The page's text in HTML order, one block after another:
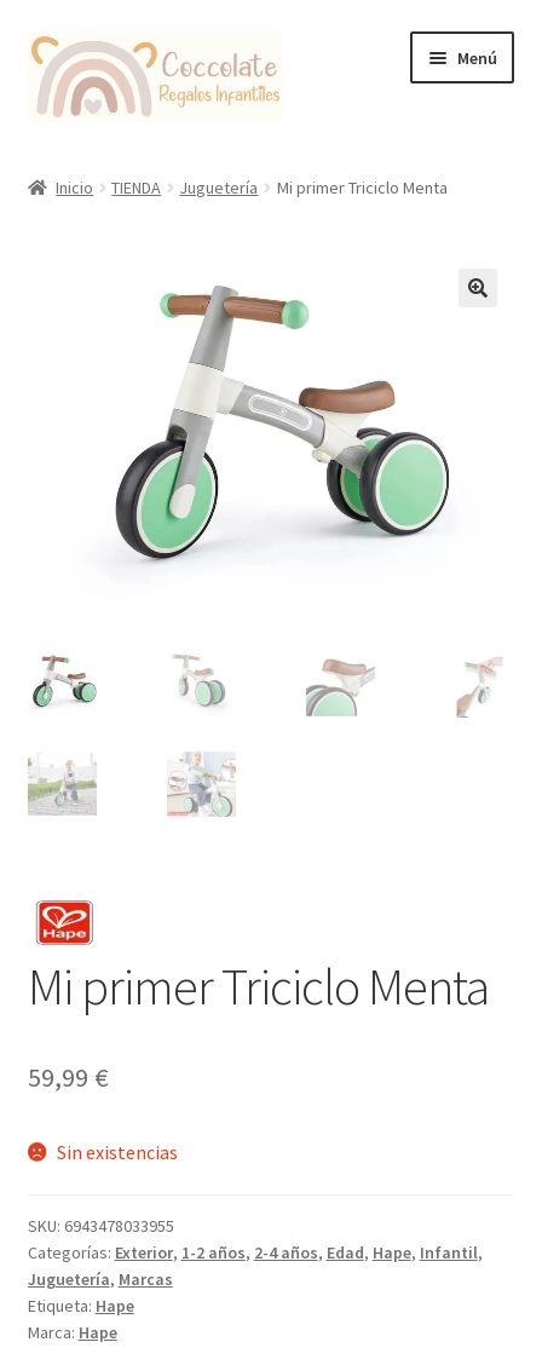
Ir
la
Ir
contenido
Menú
Inicio TIENDA Juguetería Mi primer Triciclo Menta
Mi primer Triciclo Menta
59,99 €
Sin existencias
SKU: 6943478033955
Categorías: Exterior, 1-2 años, 2-4 años, Edad, Hape, Infantil,
Juguetería, Marcas
Etiqueta: Hape
Marca: Hape